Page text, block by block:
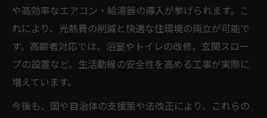
や高効率なエアコン・給湯器の導入が挙げられます。こ
れにより、光熱費の削減と快適な住環境の両立が可能で
す。高齢者対応では、浴室やトイレの改修、玄関スロー
プの設置など、生活動線の安全性を高める工事が実際に
増えています。
今後も、国や自治体の支援策や法改正により、これらの